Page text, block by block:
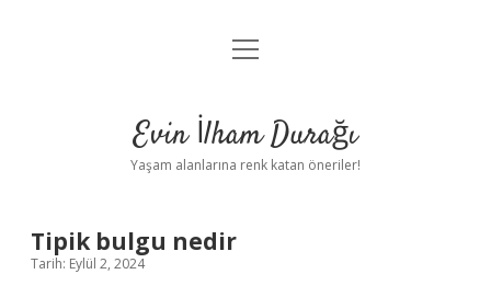
Anasayfa
Yasal Uyarı
menüyü
Evin İlham Durağı
Yaşam alanlarına renk katan öneriler!
Tipik bulgu nedir
Tarih: Eylül 2, 2024